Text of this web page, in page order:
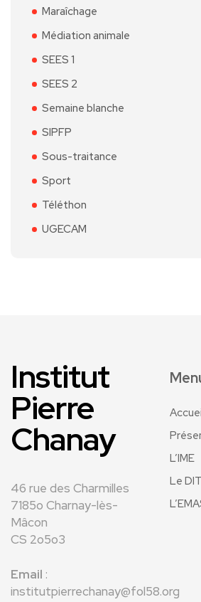
Maraîchage
Médiation animale
SEES 1
SEES 2
Semaine blanche
SIPFP
Sous-traitance
Sport
Téléthon
UGECAM
Institut
Pierre
Chanay
46 rue des Charmilles
7185o Charnay-lès-
Mâcon
CS 2o5o3
Email :
institutpierrechanay@fol58.org
L’IME
Le